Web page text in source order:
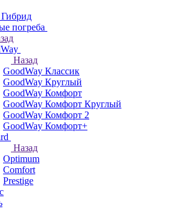
погреба
Назад
GoodWay Классик
GoodWay Круглый
GoodWay Комфорт
GoodWay Комфорт Круглый
GoodWay Комфорт 2
GoodWay Комфорт+
Назад
Optimum
Comfort
Prestige